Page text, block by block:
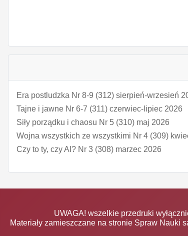
Era postludzka Nr 8-9 (312) sierpień-wrzesień
Tajne i jawne Nr 6-7 (311) czerwiec-lipiec 2026
Siły porządku i chaosu Nr 5 (310) maj 2026
Wojna wszystkich ze wszystkimi Nr 4 (309)
Czy to ty, czy AI? Nr 3 (308) marzec 2026
UWAGA! wszelkie przedruki
Materiały zamieszczane na stronie Spraw Nauki